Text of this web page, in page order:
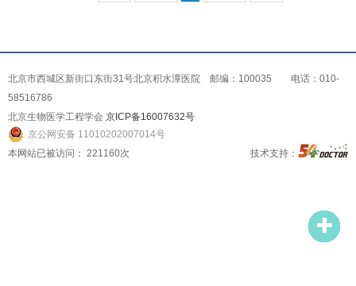
北京市西城区新街口东街31号北京积水潭医院 邮编：100035 电话：010-
58516786
北京生物医学工程学会 京ICP备16007632号
京公网安备 11010202007014号
本网站已被访问： 221160次 技术支持：